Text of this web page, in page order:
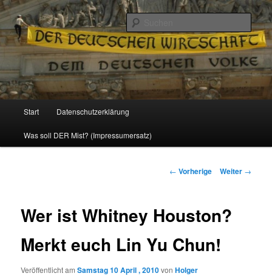
Reizzentrum
Politik, Wirtschaft, Soziales und Gesellschaft
Zum
Inhalt
Start Datenschutzerklärung
Was soll DER Mist? (Impressumersatz)
Beitrags-
← Vorherige Weiter →
Wer ist Whitney Houston?
Merkt euch Lin Yu Chun!
Veröffentlicht amSamstag 10 April , 2010vonHolger